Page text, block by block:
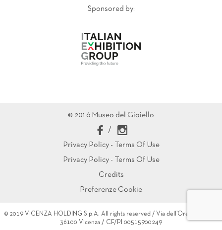
Sponsored by:
© 2016 Museo del Gioiello
/
Privacy Policy - Terms Of Use
Privacy Policy - Terms Of Use
Credits
Preferenze Cookie
© 2019 VICENZA HOLDING S.p.A. All rights reserved / Via dell’Oreficeria 16 /
36100 Vicenza / CF/PI 00515900249